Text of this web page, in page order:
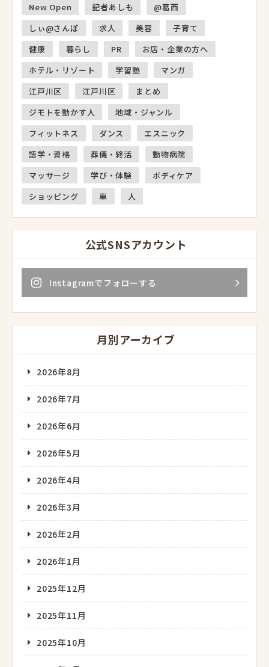
New Open
記者あしも
@葛西
しぃ@さんぽ
求人 美容
子育て
健康
暮らし PR
お店・企業の方へ
ホテル・リゾート
学習塾
マンガ
江戸川区
江戸川区
まとめ
ジモトを動かす人
地域・ジャンル
フィットネス
ダンス
エスニック
語学・資格
葬儀・終活
動物病院
マッサージ
学び・体験
ボディケア
ショッピング
車 人
公式SNSアカウント
Instagramでフォローする
月別アーカイブ
2026年8月
2026年7月
2026年6月
2026年5月
2026年4月
2026年3月
2026年2月
2026年1月
2025年12月
2025年11月
2025年10月